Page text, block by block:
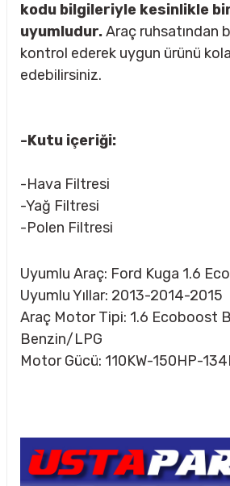
Rulman
kodu bilgileriyle kesinlikle
uyumludur.Araç ruhsatından
kontrol ederek uygun ürünü
edebilirsiniz.
-Kutu içeriği:
-Hava Filtresi
-Yağ Filtresi
-Polen Filtresi
Uyumlu Araç: Ford Kuga 1.6
Uyumlu Yıllar: 2013-2014-2015
Araç Motor Tipi: 1.6 Ecoboost
Benzin/LPG
Motor Gücü: 110KW-150HP-